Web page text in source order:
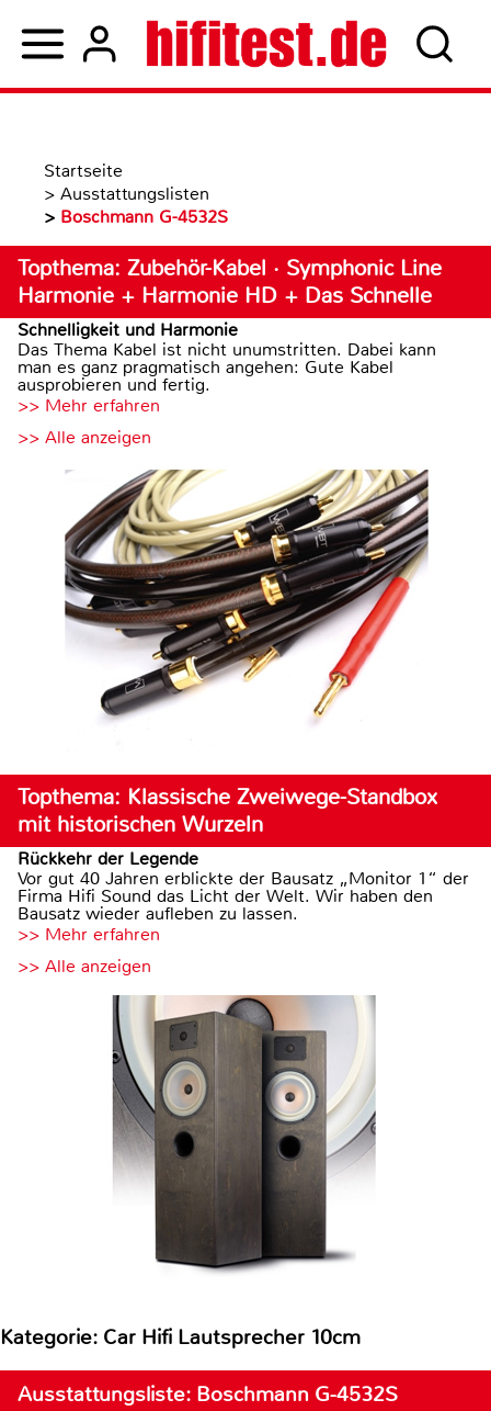
Startseite
> Ausstattungslisten
> Boschmann G-4532S
Topthema: Zubehör-Kabel · Symphonic Line
Harmonie + Harmonie HD + Das Schnelle
Schnelligkeit und Harmonie
Das Thema Kabel ist nicht unumstritten. Dabei kann
man es ganz pragmatisch angehen: Gute Kabel
ausprobieren und fertig.
>> Mehr erfahren
>> Alle anzeigen
Topthema: Klassische Zweiwege-Standbox
mit historischen Wurzeln
Rückkehr der Legende
Vor gut 40 Jahren erblickte der Bausatz „Monitor 1“ der
Firma Hifi Sound das Licht der Welt. Wir haben den
Bausatz wieder aufleben zu lassen.
>> Mehr erfahren
>> Alle anzeigen
Kategorie: Car Hifi Lautsprecher 10cm
Ausstattungsliste: Boschmann G-4532S